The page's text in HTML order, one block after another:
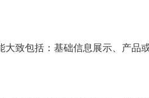
致包括：基础信息展示、产品